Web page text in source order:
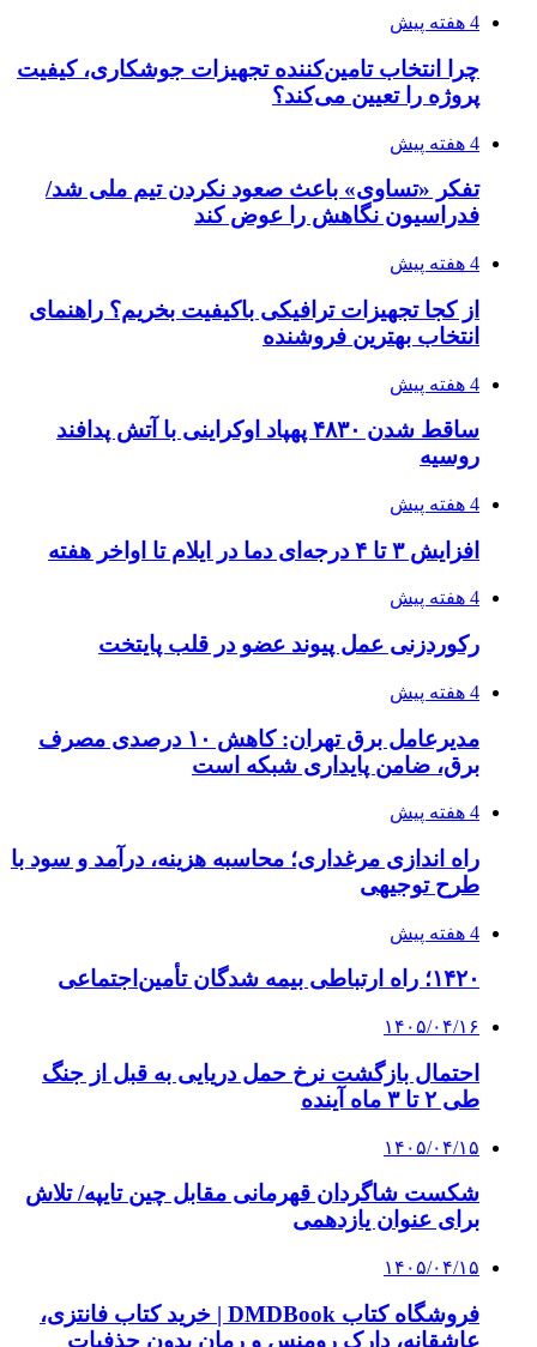
رکوردزنی عمل پیوند عضو در قلب پایتخت
4 هفته پیش
برق، ضامن پایداری شبکه است
4 هفته پیش
راه اندازی مرغداری؛ محاسبه هزینه، درآمد و سود با
طرح توجیهی
4 هفته پیش
۱۴۲۰؛ راه ارتباطی بیمه شدگان تأمین‌اجتماعی
۱۴۰۵/۰۴/۱۶
احتمال بازگشت نرخ حمل دریایی به قبل از جنگ
طی ۲ تا ۳ ماه آینده
۱۴۰۵/۰۴/۱۵
شکست شاگردان قهرمانی مقابل چین تایپه/ تلاش
برای عنوان یازدهمی
۱۴۰۵/۰۴/۱۵
۱۴۰۵/۰۴/۱۴
راهنمای جامع خرید تجهیزات اندازه گیری؛ چطور
پیوندها
خرید بهترین قهوه | خرید قهوه | قهوه گرنیکا کافی
صندوق طلا
صندوق طلا
وام فوری
بازار و کسب و کار
3 هفته پیش
چطور ابزار اصل را با بهترین قیمت تهیه کنیم؟
4 هفته پیش
پروژه را تعیین می‌کند؟
4 هفته پیش